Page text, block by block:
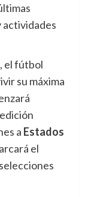
actividades
el fútbol
su máxima
a Estados
el